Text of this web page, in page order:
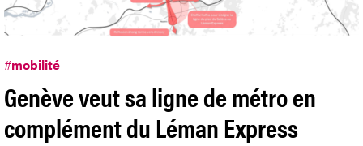
#mobilité
Genève veut sa ligne de métro en
complément du Léman Express